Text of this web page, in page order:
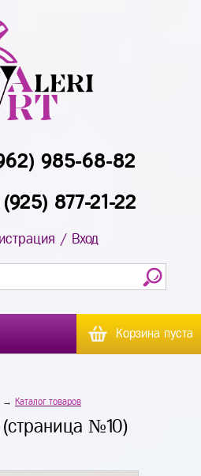
985-68-82
877-21-22
/ Вход
Корзина пуста
→ Каталог товаров
№10)